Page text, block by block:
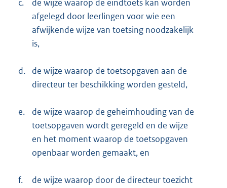
c.
de wijze waarop de eindtoets kan worden
afgelegd door leerlingen voor wie een
afwijkende wijze van toetsing noodzakelijk
is,
d.
de wijze waarop de toetsopgaven aan de
directeur ter beschikking worden gesteld,
e.
de wijze waarop de geheimhouding van de
toetsopgaven wordt geregeld en de wijze
en het moment waarop de toetsopgaven
openbaar worden gemaakt, en
f.
de wijze waarop door de directeur toezicht